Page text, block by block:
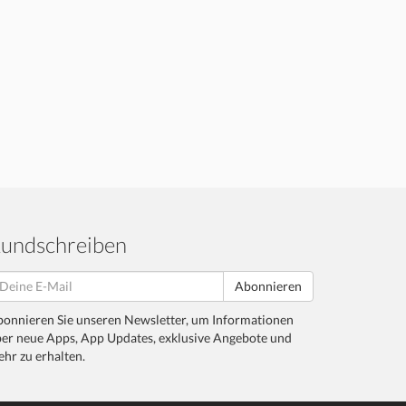
Abonnieren
Sie unseren Newsletter, um Informationen
neue Apps, App Updates, exklusive Angebote und
zu erhalten.